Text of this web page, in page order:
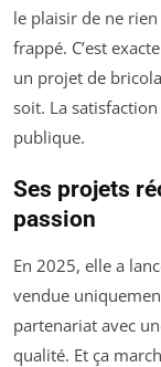
le plaisir de ne rien
frappé. C’est
un projet de
soit. La
publique.
Ses projets
passion
En 2025, elle a
vendue
partenariat avec
qualité. Et ça